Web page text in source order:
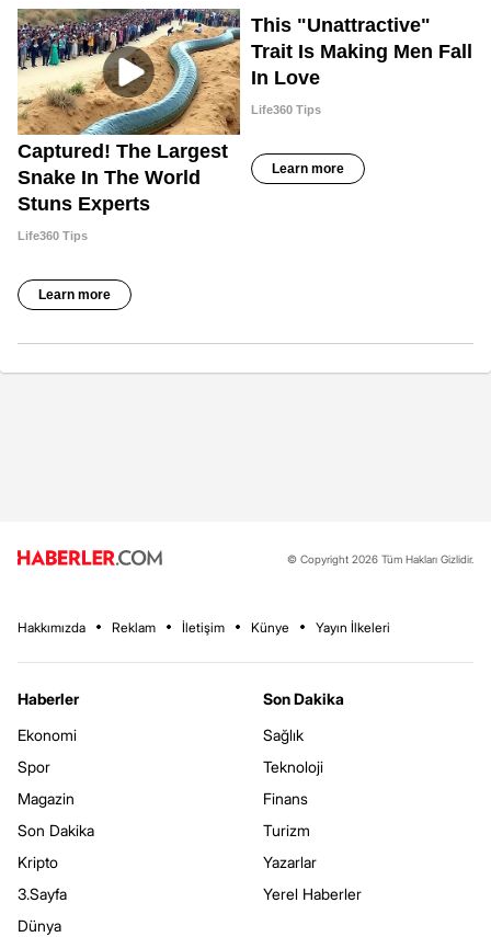
© Copyright 2026 Tüm Hakları Gizlidir.
Hakkımızda Reklam İletişim Künye Yayın İlkeleri
Haberler
Ekonomi
Spor
Magazin
Son Dakika
Kripto
3.Sayfa
Dünya
Son Dakika
Sağlık
Teknoloji
Finans
Turizm
Yazarlar
Yerel Haberler